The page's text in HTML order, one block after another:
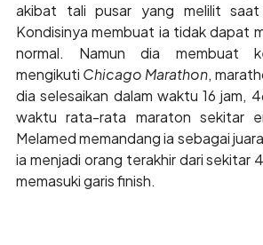
akibat tali pusar yang melilit
Kondisinya membuat ia tidak dapat
normal. Namun dia membuat
mengikuti Chicago Marathon,
dia selesaikan dalam waktu 16 jam,
waktu rata-rata maraton sekitar
Melamed memandang ia sebagai
ia menjadi orang terakhir dari sekitar
memasuki garis finish.